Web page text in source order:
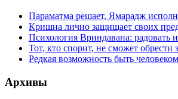
Параматма решает, Ямарадж
Кришна лично защищает своих
Психология Вриндавана: радовать
Тот, кто спорит, не сможет обрести
Редкая возможность быть человеком
Архивы